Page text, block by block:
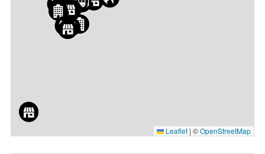
Leaflet | ©OpenStreetMap